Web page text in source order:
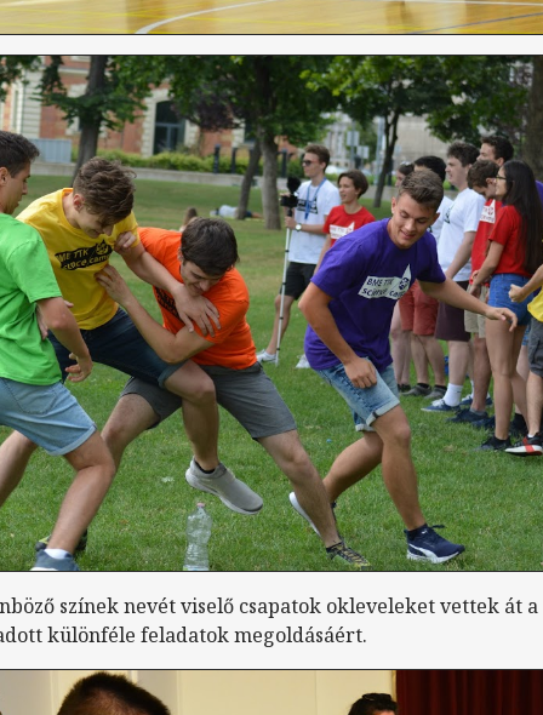
színek nevét viselő csapatok okleveleket vettek át
különféle feladatok megoldásáért.